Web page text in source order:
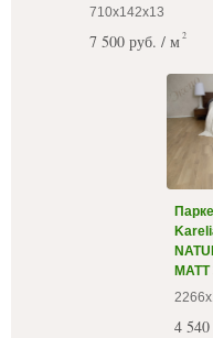
710х142х13
7 500 руб. / м 2
4